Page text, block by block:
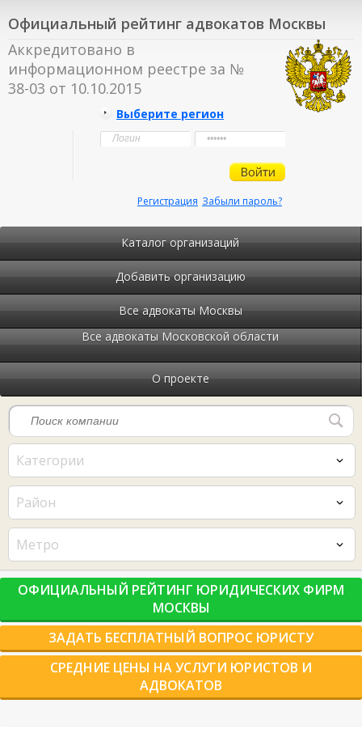
Официальный рейтинг адвокатов Москвы
Аккредитовано в
информационном реестре за №
38-03 от 10.10.2015
Выберите регион
Забыли пароль?
Регистрация
Каталог организаций
Добавить организацию
Все адвокаты Москвы
Все адвокаты Московской области
О проекте
Категории
Район
Метро
ОФИЦИАЛЬНЫЙ РЕЙТИНГ ЮРИДИЧЕСКИХ ФИРМ
МОСКВЫ
ЗАДАТЬ БЕСПЛАТНЫЙ ВОПРОС ЮРИСТУ
СРЕДНИЕ ЦЕНЫ НА УСЛУГИ ЮРИСТОВ И
АДВОКАТОВ